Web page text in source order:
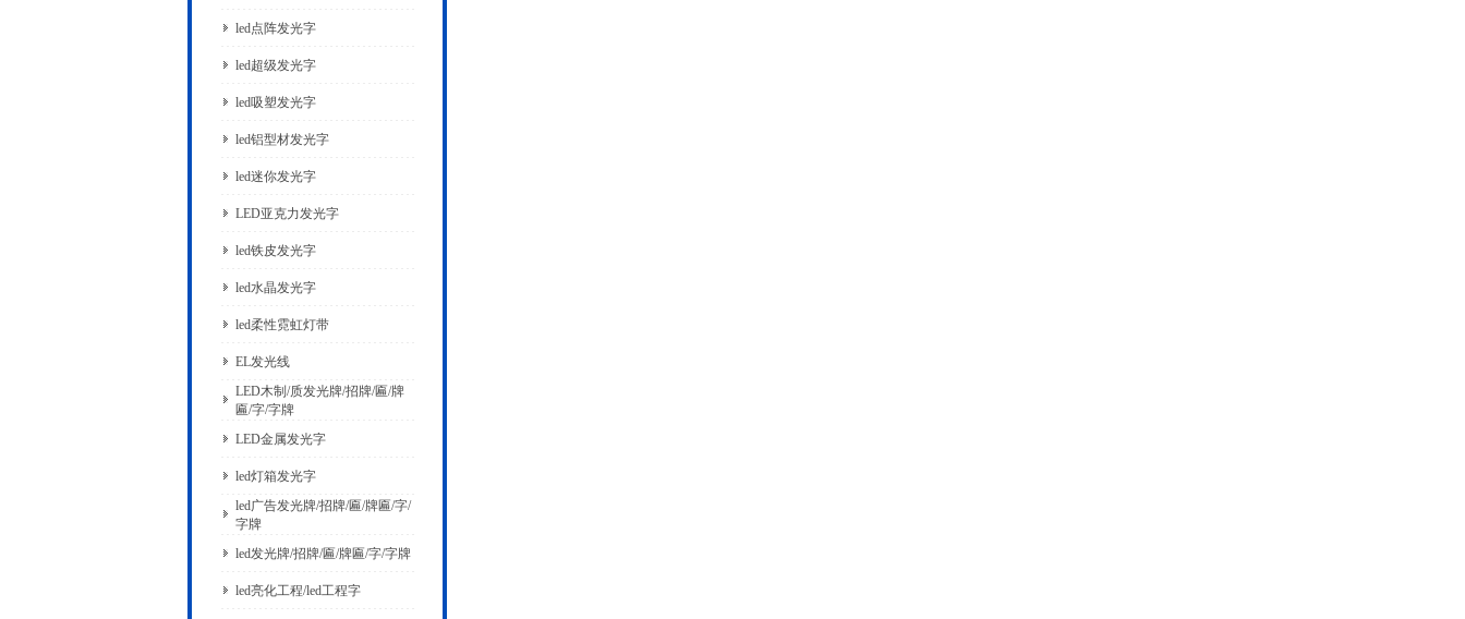
led点阵发光字
led超级发光字
led吸塑发光字
led铝型材发光字
led迷你发光字
LED亚克力发光字
led铁皮发光字
led水晶发光字
led柔性霓虹灯带
EL发光线
LED木制/质发光牌/招牌/匾/牌
匾/字/字牌
LED金属发光字
led灯箱发光字
led广告发光牌/招牌/匾/牌匾/字/
字牌
led发光牌/招牌/匾/牌匾/字/字牌
led亮化工程/led工程字